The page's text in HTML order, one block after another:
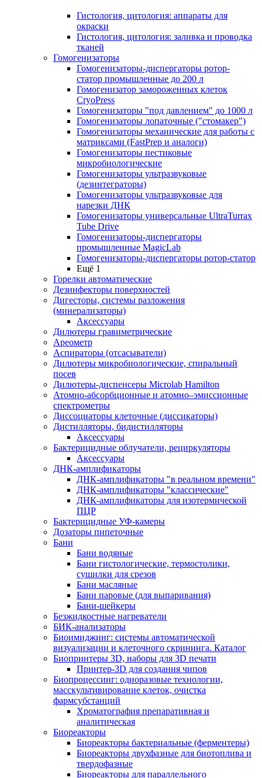
Гистология, цитология: аппараты для
окраски
Гистология, цитология: заливка и проводка
тканей
Гомогенизаторы
Гомогенизаторы-диспергаторы ротор-
статор промышленные до 200 л
Гомогенизатор замороженных клеток
CryoPress
Гомогенизаторы "под давлением" до 1000 л
Гомогенизаторы лопаточные ("стомакер")
Гомогенизаторы механические для работы с
матриксами (FastPrep и аналоги)
Гомогенизаторы пестиковые
микробиологические
Гомогенизаторы ультразвуковые
(дезинтеграторы)
Гомогенизаторы ультразвуковые для
нарезки ДНК
Гомогенизаторы универсальные UltraTurrax
Tube Drive
Гомогенизаторы-диспергаторы
промышленные MagicLab
Гомогенизаторы-диспергаторы ротор-статор
Ещё 1
Горелки автоматические
Дезинфекторы поверхностей
Дигесторы, системы разложения
(минерализаторы)
Аксессуары
Дилютеры гравиметрические
Ареометр
Аспираторы (отсасыватели)
Дилютеры микробиологические, спиральный
посев
Дилютеры-диспенсеры Microlab Hamilton
Атомно-абсорбционные и атомно–эмиссионные
спектрометры
Диссоциаторы клеточные (диссикаторы)
Дистилляторы, бидистилляторы
Аксессуары
Бактерицидные облучатели, рециркуляторы
Аксессуары
ДНК-амплификаторы
ДНК-амплификаторы "в реальном времени"
ДНК-амплификаторы "классические"
ДНК-амплификаторы для изотермической
ПЦР
Бактерицидные УФ-камеры
Дозаторы пипеточные
Бани
Бани водяные
Бани гистологические, термостолики,
сушилки для срезов
Бани масляные
Бани паровые (для выпаривания)
Бани-шейкеры
Безжидкостные нагреватели
БИК-анализаторы
Биоимиджинг: системы автоматической
визуализации и клеточного скрининга. Каталог
Биопринтеры 3D, наборы для 3D печати
Принтер-3D для создания чипов
Биопроцессинг: одноразовые технологии,
масскультивирование клеток, очистка
фармсубстанций
Хроматография препаративная и
аналитическая
Биореакторы
Биореакторы бактериальные (ферментеры)
Биореакторы двухфазные для биотоплива и
твердофазные
Биореакторы для параллельного